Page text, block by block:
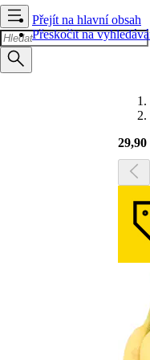
Přejít na hlavní obsah
Přeskočit na